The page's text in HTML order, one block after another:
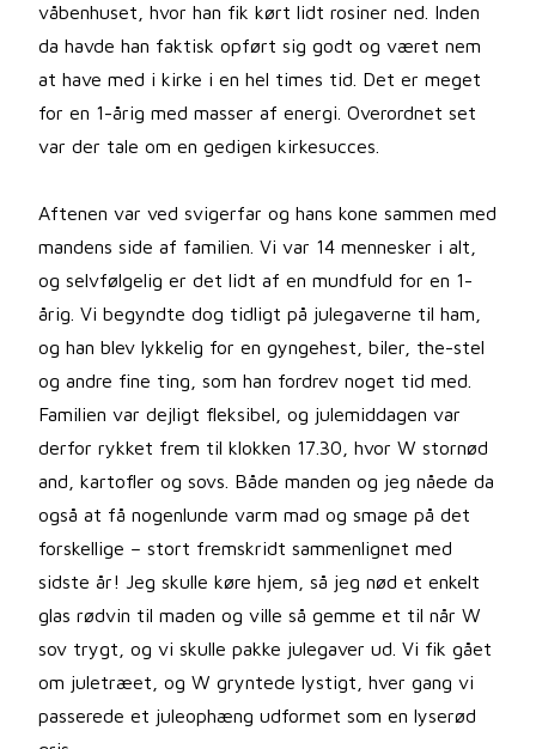
våbenhuset, hvor han fik kørt lidt rosiner ned. Inden
da havde han faktisk opført sig godt og været nem
at have med i kirke i en hel times tid. Det er meget
for en 1-årig med masser af energi. Overordnet set
var der tale om en gedigen kirkesucces.
Aftenen var ved svigerfar og hans kone sammen med
mandens side af familien. Vi var 14 mennesker i alt,
og selvfølgelig er det lidt af en mundfuld for en 1-
årig. Vi begyndte dog tidligt på julegaverne til ham,
og han blev lykkelig for en gyngehest, biler, the-stel
og andre fine ting, som han fordrev noget tid med.
Familien var dejligt fleksibel, og julemiddagen var
derfor rykket frem til klokken 17.30, hvor W stornød
and, kartofler og sovs. Både manden og jeg nåede da
også at få nogenlunde varm mad og smage på det
forskellige – stort fremskridt sammenlignet med
sidste år! Jeg skulle køre hjem, så jeg nød et enkelt
glas rødvin til maden og ville så gemme et til når W
sov trygt, og vi skulle pakke julegaver ud. Vi fik gået
om juletræet, og W gryntede lystigt, hver gang vi
passerede et juleophæng udformet som en lyserød